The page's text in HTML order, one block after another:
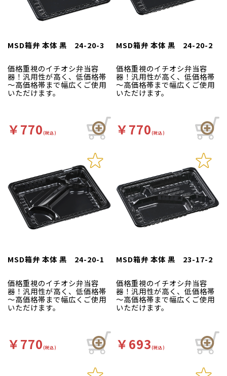
MSD箱弁 本体 黒 24-20-3
価格重視のイチオシ弁当容
器！汎用性が高く、低価格帯
～高価格帯まで幅広くご使用
いただけます。
￥770(税込)
MSD箱弁 本体 黒 24-20-2
価格重視のイチオシ弁当容
器！汎用性が高く、低価格帯
～高価格帯まで幅広くご使用
いただけます。
￥770(税込)
MSD箱弁 本体 黒 24-20-1
価格重視のイチオシ弁当容
器！汎用性が高く、低価格帯
～高価格帯まで幅広くご使用
いただけます。
￥770(税込)
MSD箱弁 本体 黒 23-17-2
価格重視のイチオシ弁当容
器！汎用性が高く、低価格帯
～高価格帯まで幅広くご使用
いただけます。
￥693(税込)